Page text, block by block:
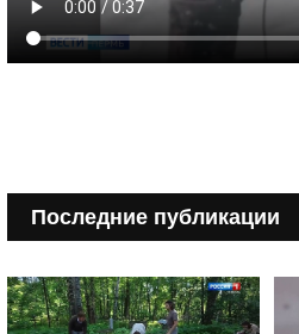
Последние публикации